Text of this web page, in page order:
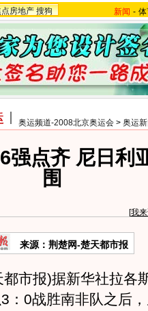
房地产 搜狗 新闻 -
奥运频道-2008北京奥运会 > 奥运
强点齐 尼日利
围
[我
来源：荆楚网-楚天都市报
市报)据新华社拉各
：0战胜南非队之后